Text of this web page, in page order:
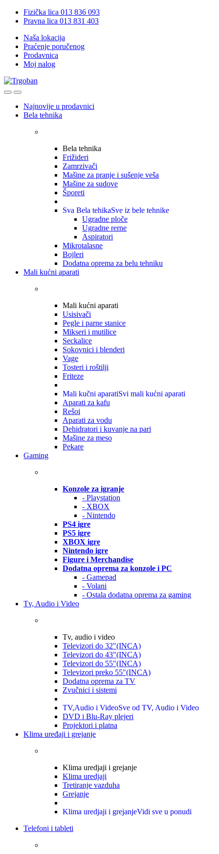
Skip
Skip
Fizička lica 013 836 093
Pravna lica 013 831 403
Naša lokacija
Praćenje poručenog
Prodavnica
Moj nalog
OpenClose
Najnovije u prodavnici
Bela tehnika
Bela tehnika
Frižideri
Zamrzivači
Mašine za pranje i sušenje veša
Mašine za sudove
Šporeti
Sva Bela tehikaSve iz bele tehnike
Ugradne ploče
Ugradne rerne
Aspiratori
Mikrotalasne
Bojleri
Dodatna oprema za belu tehniku
Mali kućni aparati
Mali kućni aparati
Usisivači
Pegle i parne stanice
Mikseri i mutilice
Seckalice
Sokovnici i blenderi
Vage
Tosteri i roštilji
Friteze
Mali kučni aparatiSvi mali kućni aparati
Aparati za kafu
Rešoi
Aparati za vodu
Dehidratori i kuvanje na pari
Mašine za meso
Pekare
Gaming
Konzole za igranje
- Playstation
- XBOX
- Nintendo
PS4 igre
PS5 igre
XBOX igre
Nintendo igre
Figure i Merchandise
Dodatna oprema za konzole i PC
- Gamepad
- Volani
- Ostala dodatna oprema za gaming
Tv, Audio i Video
Tv, audio i video
Televizori do 32"(INCA)
Televizori do 43"(INCA)
Televizori do 55"(INCA)
Televizori preko 55"(INCA)
Dodatna oprema za TV
Zvučnici i sistemi
TV,Audio i VideoSve od TV, Audio i Video
DVD i Blu-Ray plejeri
Projektori i platna
Klima uređaji i grejanje
Klima uredjaji i grejanje
Klima uredjaji
Tretiranje vazduha
Grejanje
Klima uredjaji i grejanjeVidi sve u ponudi
Telefoni i tableti